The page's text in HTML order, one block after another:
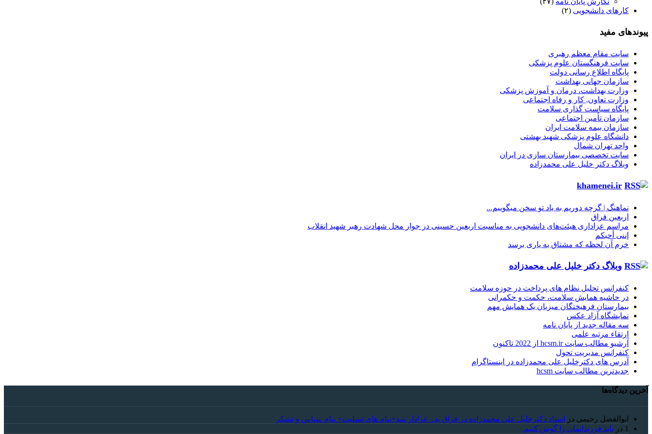
کارهای دانشجویی (۲)
پیوندهای مفید
سایت مقام معظم رهبری
سایت فرهنگستان علوم پزشکی
پایگاه اطلاع رسانی دولت
سازمان جهانی بهداشت
وزارت بهداشت، درمان و آموزش پزشکی
وزارت تعاون, کار و رفاه اجتماعی
پایگاه سیاست گذاری سلامت
سازمان تأمین اجتماعی
سازمان بیمه سلامت ایران
دانشگاه علوم پزشکی شهید بهشتی
واحد تهران شمال
سایت تخصصی بیمارستان سازی در ایران
وبلاگ دکتر خلیل علی محمدزاده
khamenei.ir
نماهنگ |‌ گرچه دوریم به یاد تو سخن میگوییم...
اربعین فراق
مراسم عزاداری هیئت‌های دانشجویی به مناسبت اربعین حسینی در جوار محل شهادت رهبر شهید انقلاب
إننی أحبکم
خرم آن لحظه که مشتاق به یاری برسد
وبلاگ دکتر خلیل علی محمدزاده
کنفرانس تحلیل نظام های پرداخت در حوزه سلامت
در حاشیه همایش سلامت، حکمت و حکمرانی
بیمارستان فرهیختگان میزبان یک همایش مهم
نمایشگاه آزاد عکس
سه مقاله جدید از پایان نامه
ارتقاء مرتبه علمی
آرشیو مطالب سایت hcsm.ir از 2022 تاکنون
کنفرانس مدیریت تحول
آدرس های دکترخلیل علی محمدزاده در اینستاگرام
جدیدترین مطالب سایت hcsm
آخرین دیدگاه‌ها
ابوالفضل رحیمی در
استاد دکترخلیل علی محمدزاده در فراق پدر عزادار شد+پیام های تسلیت+ پیام سپاس و تشکر
1 در باید فرزندانمان را گوش کنیم.